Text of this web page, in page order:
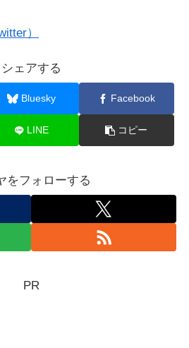
）
シェアする
Bluesky Facebook
LINE コピー
をフォローする
PR